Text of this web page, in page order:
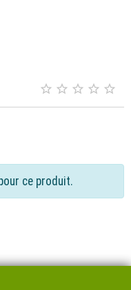
    
ce produit.